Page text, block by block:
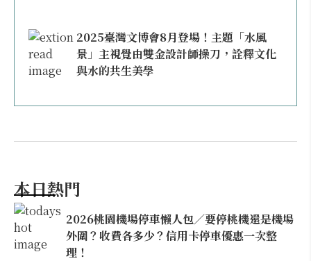
2025臺灣文博會8月登場！主題「水風
景」主視覺由雙金設計師操刀，詮釋文化
與水的共生美學
本日熱門
2026桃園機場停車懶人包／要停桃機還是機場
外圍？收費各多少？信用卡停車優惠一次整
理！